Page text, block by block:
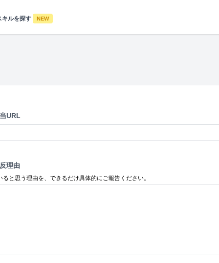
キルを探す NEW
URL
理由
ると思う理由を、できるだけ具体的にご報告ください。